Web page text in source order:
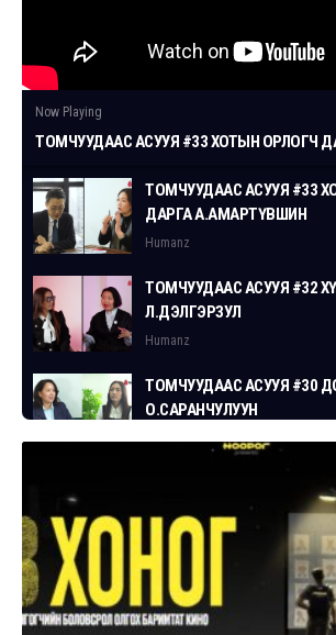
Now Playing
ТОМЧУУДААС АСУУЯ #33
ДАРГА А.АМАРТҮВШИН
Humanz
ТОМЧУУДААС АСУУЯ #32
Л.ДЭЛГЭРЗУЛ
Humanz
ТОМЧУУДААС АСУУЯ #30
О.САРАНЧУЛУУН
Humanz
ТОМЧУУДААС АСУУЯ #29
Humanz
ТОМЧУУДААС АСУУЯ #28
Г.ЭРДЭНЭБАТ
Humanz